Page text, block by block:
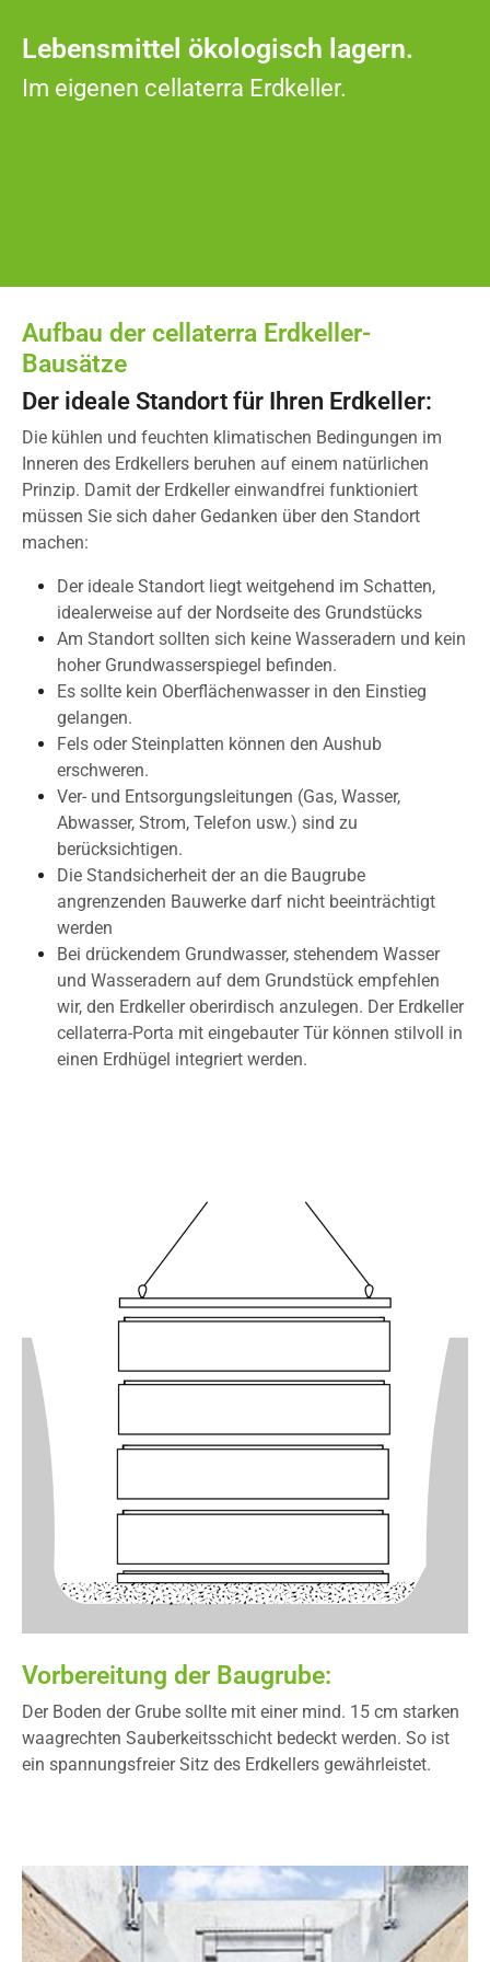
Lebensmittel ökologisch lagern.
Im eigenen cellaterra Erdkeller.
Aufbau der cellaterra Erdkeller-
Bausätze
Der ideale Standort für Ihren Erdkeller:
Die kühlen und feuchten klimatischen Bedingungen im
Inneren des Erdkellers beruhen auf einem natürlichen
Prinzip. Damit der Erdkeller einwandfrei funktioniert
müssen Sie sich daher Gedanken über den Standort
machen:
Der ideale Standort liegt weitgehend im Schatten,
idealerweise auf der Nordseite des Grundstücks
Am Standort sollten sich keine Wasseradern und kein
hoher Grundwasserspiegel befinden.
Es sollte kein Oberflächenwasser in den Einstieg
gelangen.
Fels oder Steinplatten können den Aushub
erschweren.
Ver- und Entsorgungsleitungen (Gas, Wasser,
Abwasser, Strom, Telefon usw.) sind zu
berücksichtigen.
Die Standsicherheit der an die Baugrube
angrenzenden Bauwerke darf nicht beeinträchtigt
werden
Bei drückendem Grundwasser, stehendem Wasser
und Wasseradern auf dem Grundstück empfehlen
wir, den Erdkeller oberirdisch anzulegen. Der Erdkeller
cellaterra-Porta mit eingebauter Tür können stilvoll in
einen Erdhügel integriert werden.
Vorbereitung der Baugrube:
Der Boden der Grube sollte mit einer mind. 15 cm starken
waagrechten Sauberkeitsschicht bedeckt werden. So ist
ein spannungsfreier Sitz des Erdkellers gewährleistet.